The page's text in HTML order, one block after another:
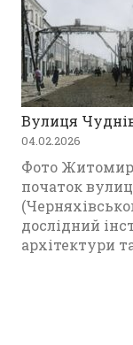
Вулиця
04.02.2026
Фото
початок
дослідний
архітектури